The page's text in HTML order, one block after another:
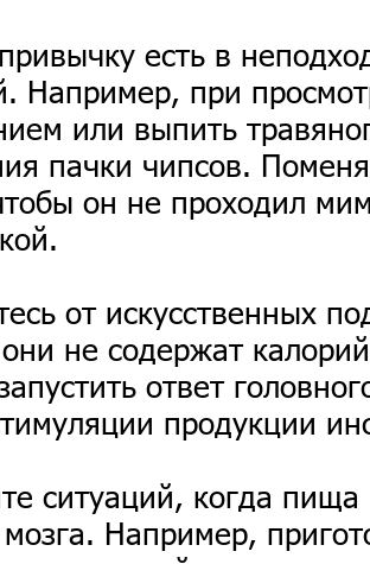
есть в
Например, при
или выпить
пачки чипсов.
он не проходил
от искусственных
не содержат
ответ
продукции
ситуаций, когда
мозга. Например,